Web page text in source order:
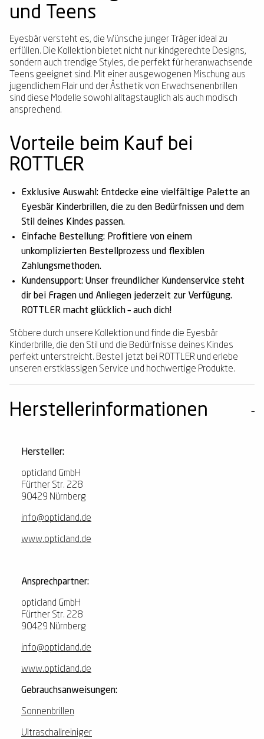
und Teens
Eyesbär versteht es, die Wünsche junger Träger ideal zu
erfüllen. Die Kollektion bietet nicht nur kindgerechte Designs,
sondern auch trendige Styles, die perfekt für heranwachsende
Teens geeignet sind. Mit einer ausgewogenen Mischung aus
jugendlichem Flair und der Ästhetik von Erwachsenenbrillen
sind diese Modelle sowohl alltagstauglich als auch modisch
ansprechend.
Vorteile beim Kauf bei
ROTTLER
Exklusive Auswahl: Entdecke eine vielfältige Palette an
Eyesbär Kinderbrillen, die zu den Bedürfnissen und dem
Stil deines Kindes passen.
Einfache Bestellung: Profitiere von einem
unkomplizierten Bestellprozess und flexiblen
Zahlungsmethoden.
Kundensupport: Unser freundlicher Kundenservice steht
dir bei Fragen und Anliegen jederzeit zur Verfügung.
ROTTLER macht glücklich – auch dich!
Stöbere durch unsere Kollektion und finde die Eyesbär
Kinderbrille, die den Stil und die Bedürfnisse deines Kindes
perfekt unterstreicht. Bestell jetzt bei ROTTLER und erlebe
unseren erstklassigen Service und hochwertige Produkte.
Herstellerinformationen
Hersteller:
opticland GmbH
Fürther Str. 228
90429 Nürnberg
info@opticland.de
www.opticland.de
Ansprechpartner:
opticland GmbH
Fürther Str. 228
90429 Nürnberg
info@opticland.de
www.opticland.de
Gebrauchsanweisungen:
Sonnenbrillen
Ultraschallreiniger